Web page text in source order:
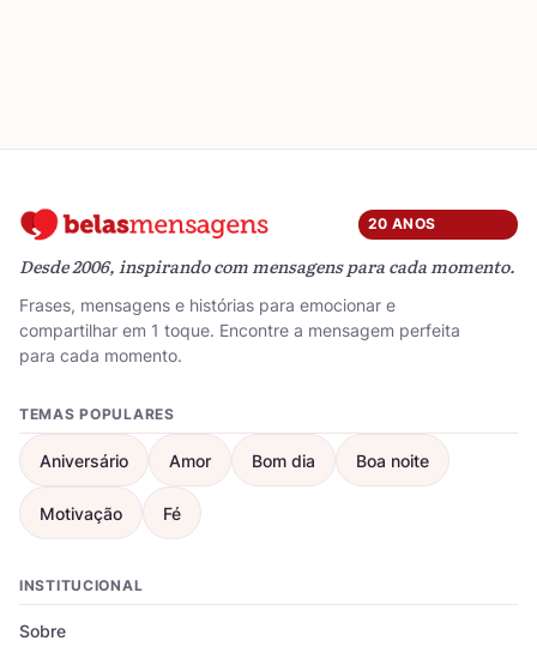
20 ANOS
Desde 2006, inspirando com mensagens para cada momento.
Frases, mensagens e histórias para emocionar e
compartilhar em 1 toque. Encontre a mensagem perfeita
para cada momento.
TEMAS POPULARES
Aniversário Amor Bom dia Boa noite
Motivação Fé
INSTITUCIONAL
Sobre